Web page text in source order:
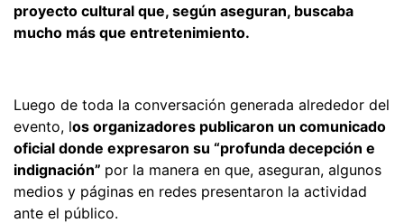
proyecto cultural que, según aseguran, buscaba
mucho más que entretenimiento.
Luego de toda la conversación generada alrededor del
evento, los organizadores publicaron un comunicado
oficial donde expresaron su “profunda decepción e
indignación” por la manera en que, aseguran, algunos
medios y páginas en redes presentaron la actividad
ante el público.